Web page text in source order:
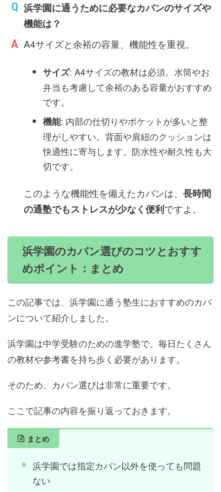
浜学園に通うために必要なカバンのサイズや
機能は？
A4サイズと余裕の容量、機能性を重視。
サイズ: A4サイズの教材は必須。水筒やお
弁当も考慮して余裕のある容量がおすすめ
です。
機能: 内部の仕切りやポケットが多いと整
理がしやすい。背面や肩紐のクッションは
快適性に寄与します。防水性や耐久性も大
切です。
このような機能性を備えたカバンは、長時間
の通塾でもストレスが少なく便利ですよ。
浜学園のカバン選びのコツとおすす
めポイント：まとめ
この記事では、浜学園に通う塾生におすすめのカバ
ンについて紹介しました。
浜学園は中学受験のための進学塾で、毎日たくさん
の教材や参考書を持ち歩く必要があります。
そのため、カバン選びは非常に重要です。
ここで記事の内容を振り返っておきます。
まとめ
浜学園では指定カバン以外を使っても問題
ない